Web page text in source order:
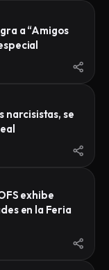
a “Amigos
narcisistas, se
exhibe
en la Feria